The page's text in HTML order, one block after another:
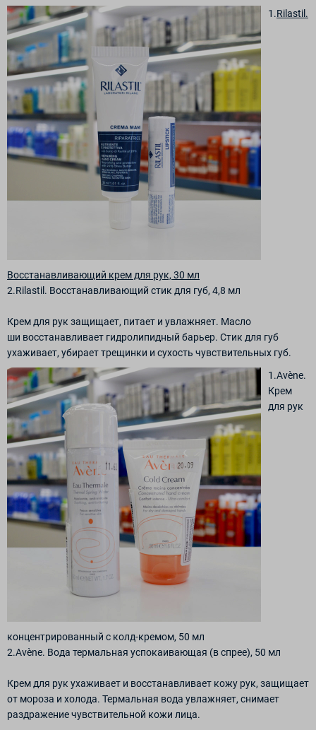
1.Rilastil.
Восстанавливающий крем для рук, 30 мл
2.Rilastil. Восстанавливающий стик для губ, 4,8 мл
Крем для рук защищает, питает и увлажняет. Масло
ши восстанавливает гидролипидный барьер. Стик для губ
ухаживает, убирает трещинки и сухость чувствительных губ.
1.Avène.
Крем
для рук
концентрированный с колд-кремом, 50 мл
2.Avène. Вода термальная успокаивающая (в спрее), 50 мл
Крем для рук ухаживает и восстанавливает кожу рук, защищает
от мороза и холода. Термальная вода увлажняет, снимает
раздражение чувствительной кожи лица.